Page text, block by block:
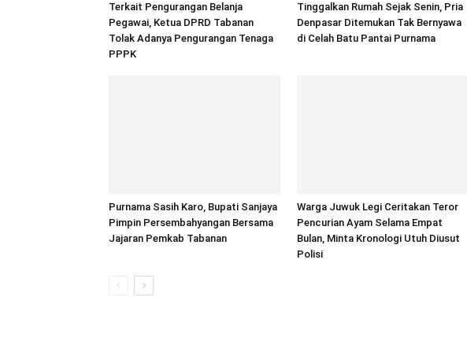
Terkait Pengurangan Belanja
Pegawai, Ketua DPRD Tabanan
Tolak Adanya Pengurangan Tenaga
PPPK
Tinggalkan Rumah Sejak Senin, Pria
Denpasar Ditemukan Tak Bernyawa
di Celah Batu Pantai Purnama
Purnama Sasih Karo, Bupati Sanjaya
Pimpin Persembahyangan Bersama
Jajaran Pemkab Tabanan
Warga Juwuk Legi Ceritakan Teror
Pencurian Ayam Selama Empat
Bulan, Minta Kronologi Utuh Diusut
Polisi